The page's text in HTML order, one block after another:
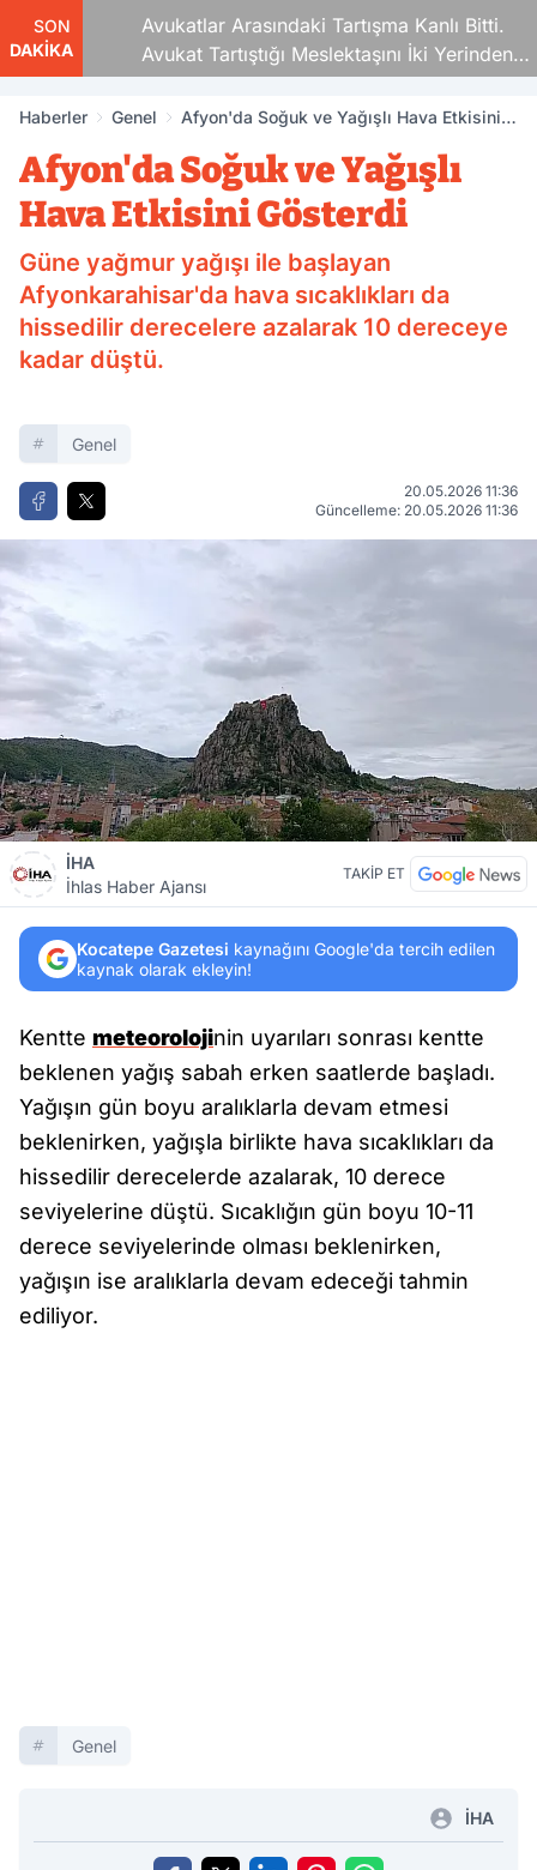
SON
DAKİKA
Avukatlar Arasındaki Tartışma Kanlı Bitti.
Avukat Tartıştığı Meslektaşını İki Yerinden
Vurdu
Haberler Genel
Afyon'da Soğuk ve Yağışlı Hava Etkisini
Afyon'da Soğuk ve Yağışlı
Hava Etkisini Gösterdi
Güne yağmur yağışı ile başlayan
Afyonkarahisar'da hava sıcaklıkları da
hissedilir derecelere azalarak 10 dereceye
kadar düştü.
Genel
20.05.2026 11:36
Güncelleme: 20.05.2026 11:36
İHA
İhlas Haber Ajansı
TAKİP ET
Kocatepe Gazetesi kaynağını Google'da tercih edilen
kaynak olarak ekleyin!
Kentte meteorolojinin uyarıları sonrası kentte
beklenen yağış sabah erken saatlerde başladı.
Yağışın gün boyu aralıklarla devam etmesi
beklenirken, yağışla birlikte hava sıcaklıkları da
hissedilir derecelerde azalarak, 10 derece
seviyelerine düştü. Sıcaklığın gün boyu 10-11
derece seviyelerinde olması beklenirken,
yağışın ise aralıklarla devam edeceği tahmin
ediliyor.
Genel
İHA